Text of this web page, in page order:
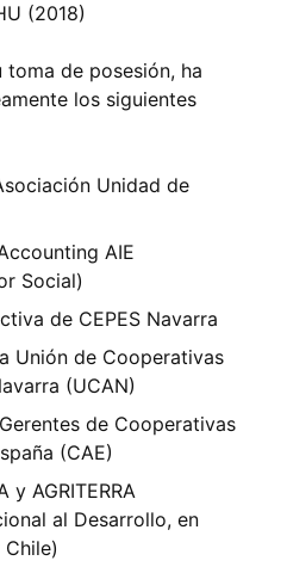
(2018)
de posesión, ha
los siguientes
Unidad de
AIE
Social)
de CEPES Navarra
Unión de Cooperativas
(UCAN)
de Cooperativas
(CAE)
y AGRITERRA
al Desarrollo, en